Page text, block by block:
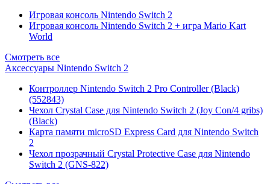
Игровая консоль Nintendo Switch 2
Игровая консоль Nintendo Switch 2 + игра Mario Kart
World
Смотреть все
Аксессуары Nintendo Switch 2
Контроллер Nintendo Switch 2 Pro Controller (Black)
(552843)
Чехол Сrystal Сase для Nintendo Switch 2 (Joy Con/4 gribs)
(Black)
Карта памяти microSD Express Card для Nintendo Switch
2
Чехол прозрачный Crystal Protective Case для Nintendo
Switch 2 (GNS-822)